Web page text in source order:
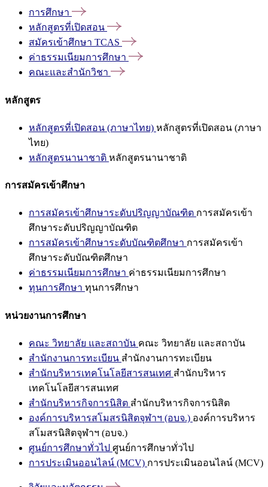
การศึกษา
หลักสูตรที่เปิดสอน
สมัครเข้าศึกษา TCAS
ค่าธรรมเนียมการศึกษา
คณะและสำนักวิชา
หลักสูตร
หลักสูตรที่เปิดสอน (ภาษาไทย) หลักสูตรที่เปิดสอน (ภาษา
ไทย)
หลักสูตรนานาชาติ หลักสูตรนานาชาติ
การสมัครเข้าศึกษา
การสมัครเข้าศึกษาระดับปริญญาบัณฑิต การสมัครเข้า
ศึกษาระดับปริญญาบัณฑิต
การสมัครเข้าศึกษาระดับบัณฑิตศึกษา การสมัครเข้า
ศึกษาระดับบัณฑิตศึกษา
ค่าธรรมเนียมการศึกษา ค่าธรรมเนียมการศึกษา
ทุนการศึกษา ทุนการศึกษา
หน่วยงานการศึกษา
คณะ วิทยาลัย และสถาบัน คณะ วิทยาลัย และสถาบัน
สำนักงานการทะเบียน สำนักงานการทะเบียน
สำนักบริหารเทคโนโลยีสารสนเทศ สำนักบริหาร
เทคโนโลยีสารสนเทศ
สำนักบริหารกิจการนิสิต สำนักบริหารกิจการนิสิต
องค์การบริหารสโมสรนิสิตจุฬาฯ (อบจ.) องค์การบริหาร
สโมสรนิสิตจุฬาฯ (อบจ.)
ศูนย์การศึกษาทั่วไป ศูนย์การศึกษาทั่วไป
การประเมินออนไลน์ (MCV) การประเมินออนไลน์ (MCV)